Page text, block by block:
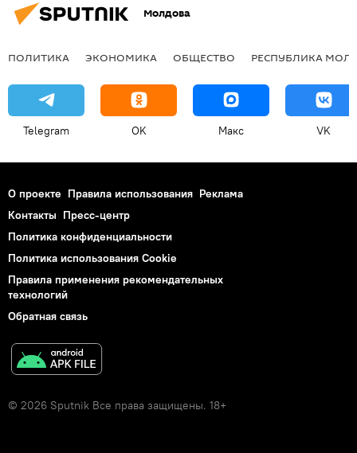
Молдова
ПОЛИТИКА ЭКОНОМИКА ОБЩЕСТВО РЕСПУБЛИКА
Telegram OK Макс VK
О проекте Правила использования Реклама
Контакты Пресс-центр
Политика конфиденциальности
Политика использования Cookie
Правила применения рекомендательных
технологий
Обратная связь
© 2026 Sputnik Все права защищены. 18+